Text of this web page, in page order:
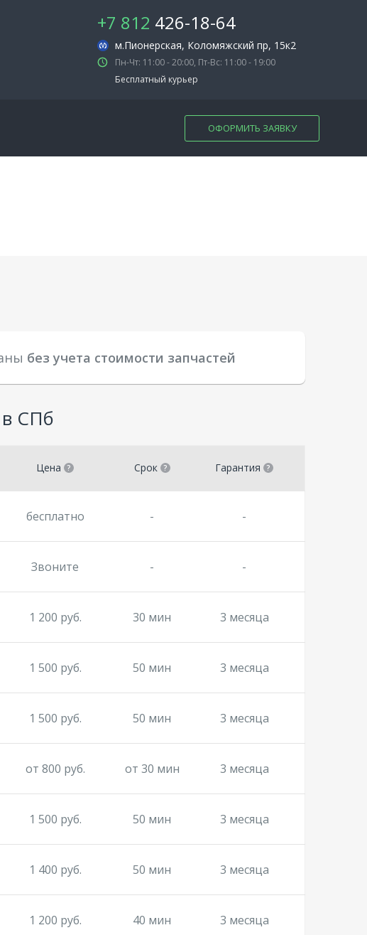
+7 812 426-18-64
м.Пионерская, Коломяжский пр, 15к2
Пн-Чт: 11:00 - 20:00, Пт-Вс: 11:00 - 19:00
Бесплатный курьер
ОФОРМИТЬ ЗАЯВКУ
без учета стоимости запчастей
СПб
Цена Срок Гарантия
бесплатно - -
Звоните - -
1 200 руб. 30 мин 3 месяца
1 500 руб. 50 мин 3 месяца
1 500 руб. 50 мин 3 месяца
от 800 руб. от 30 мин 3 месяца
1 500 руб. 50 мин 3 месяца
1 400 руб. 50 мин 3 месяца
1 200 руб. 40 мин 3 месяца